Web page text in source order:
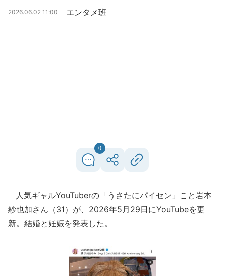
2026.06.02 11:00 エンタメ班
0
人気ギャルYouTuberの「うさたにパイセン」こと岩本
紗也加さん（31）が、2026年5月29日にYouTubeを更
新。結婚と妊娠を発表した。